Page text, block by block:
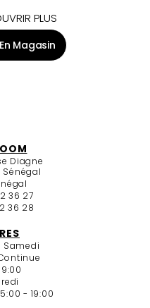
PLUS
Magasin
Diagne
Sénégal
36 27
36 28
Samedi
- 19:00